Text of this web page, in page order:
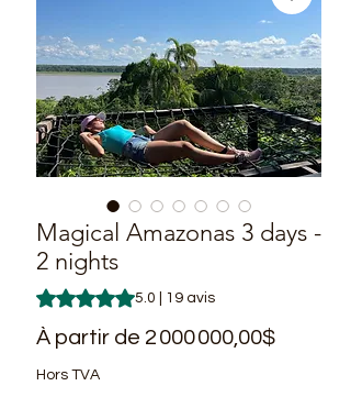
Magical Amazonas 3 days -
2 nights
La note est de 5.0 sur cinq étoiles selon
5.0 | 19 avis
À partir de 2 000 000,00$Prix
Hors TVA